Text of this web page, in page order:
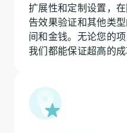
扩展性和定制设置，
告效果验证和其他类
间和金钱。无论您的
我们都能保证超高的成